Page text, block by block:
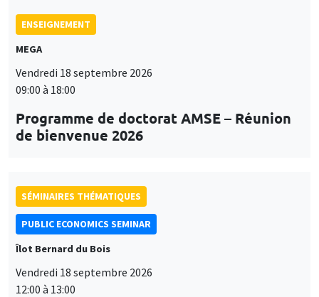
ENSEIGNEMENT
MEGA
Vendredi 18 septembre 2026
09:00 à 18:00
Programme de doctorat AMSE – Réunion
de bienvenue 2026
SÉMINAIRES THÉMATIQUES
PUBLIC ECONOMICS SEMINAR
Îlot Bernard du Bois
Vendredi 18 septembre 2026
12:00 à 13:00